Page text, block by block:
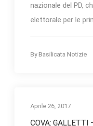
nazionale del PD,
elettorale per le
By Basilicata Notizie
Aprile 26, 2017
COVA: